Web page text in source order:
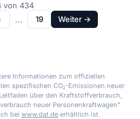
von 434
… 19 Weiter →
Informationen zum offiziellen
spezifischen CO₂-Emissionen neuer
über den Kraftstoffverbrauch,
neuer Personenkraftwagen"
bei www.dat.de erhältlich ist.